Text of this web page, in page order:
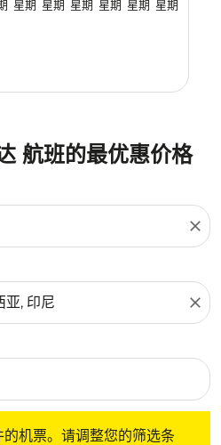
星期 星期 星期 星期 星期 星期
航班的最优惠价格
close
close
机票。请调整您的筛选条